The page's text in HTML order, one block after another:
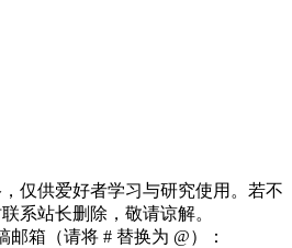
仅供爱好者学习与研究使用。若不
系站长删除，敬请谅解。
箱（请将 # 替换为 @）：